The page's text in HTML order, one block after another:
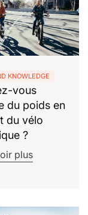
KNOWLEDGE
vous
du poids en
du vélo
?
plus